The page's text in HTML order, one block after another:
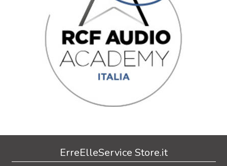
ErreElleService Store.it